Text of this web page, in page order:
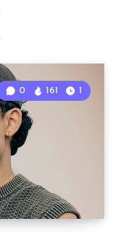
0 161 1